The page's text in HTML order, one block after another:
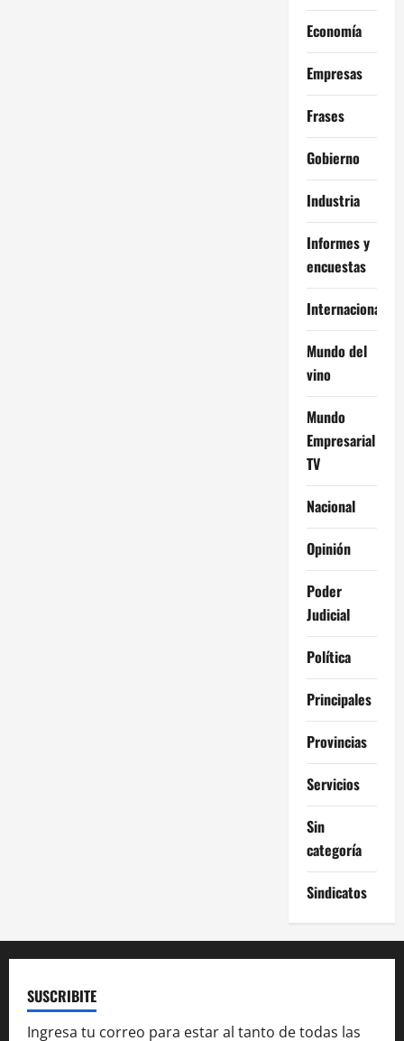
Economía
Empresas
Frases
Gobierno
Industria
Informes y
encuestas
Internacional
Mundo del
vino
Mundo
Empresarial
TV
Nacional
Opinión
Poder
Judicial
Política
Principales
Provincias
Servicios
Sin
categoría
Sindicatos
SUSCRIBITE
Ingresa tu correo para estar al tanto de todas las